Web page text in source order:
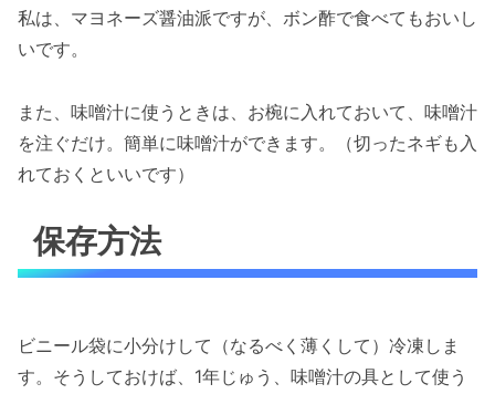
私は、マヨネーズ醤油派ですが、ボン酢で食べてもおいし
いです。
また、味噌汁に使うときは、お椀に入れておいて、味噌汁
を注ぐだけ。簡単に味噌汁ができます。（切ったネギも入
れておくといいです）
保存方法
ビニール袋に小分けして（なるべく薄くして）冷凍しま
す。そうしておけば、1年じゅう、味噌汁の具として使う